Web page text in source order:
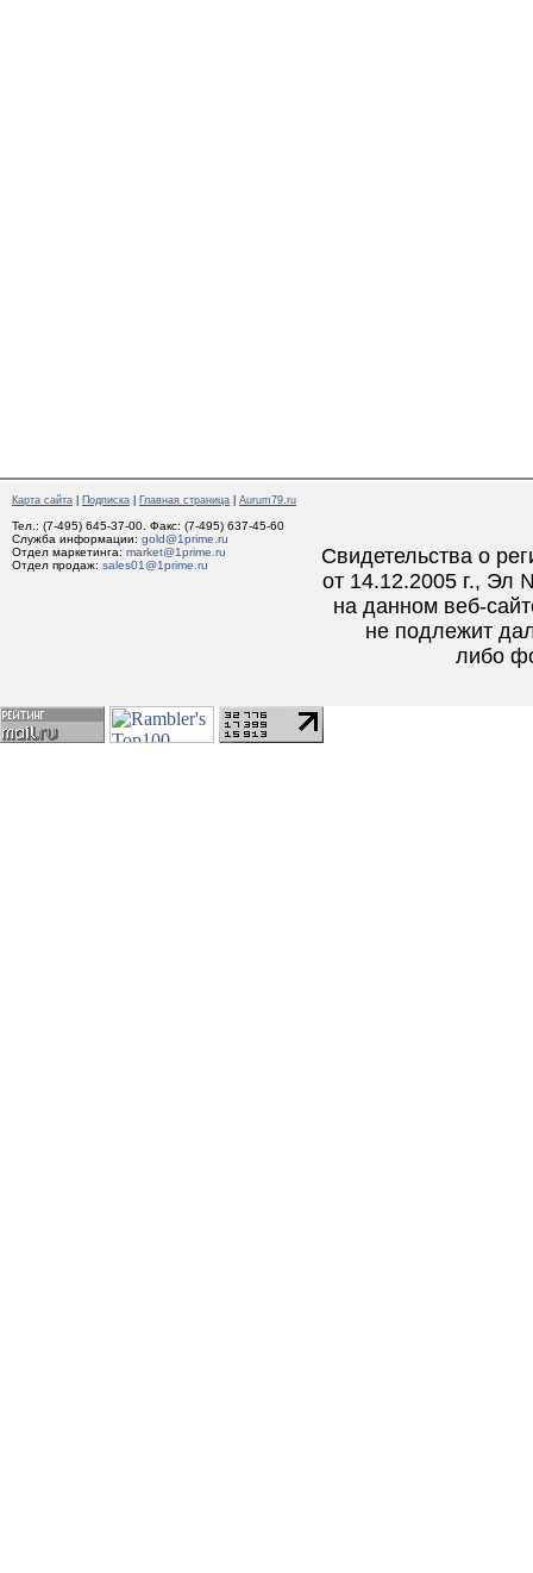
Карта сайта Подписка Главная страница Aurum79.ru
Тел.: (7-495) 645-37-00. Факс: (7-495) 637-45-60
Служба информации: gold@1prime ru
Отдел маркетинга: market@1prime ru
Отдел продаж: sales01@1prime ru
Свидетельства о
от 14.12.2005 г., Эл
на данном веб-
не подлежит
либо